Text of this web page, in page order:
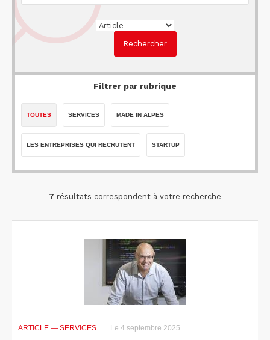
Filtrer par rubrique
TOUTES SERVICES MADE IN ALPES
LES ENTREPRISES QUI RECRUTENT STARTUP
7 résultats correspondent à votre recherche
ARTICLE — SERVICES Le 4 septembre 2025